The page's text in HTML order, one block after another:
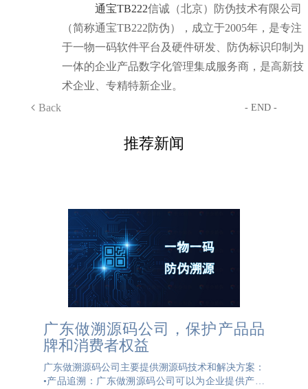
通宝TB222信诚（北京）防伪技术有限公司
（简称通宝TB222防伪），成立于2005年，是专注
于一物一码软件平台及硬件研发、防伪标识印制为
一体的企业产品数字化管理集成服务商，是高新技
术企业、专精特新企业。
Back
- END -
推荐新闻
广东做溯源码公司，保护产品品
牌和消费者权益
广东做溯源码公司主要提供溯源码技术和解决方案：
•产品追溯：广东做溯源码公司可以为企业提供产品